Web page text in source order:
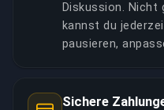
Diskussion.
kannst du
pausieren,
Sichere